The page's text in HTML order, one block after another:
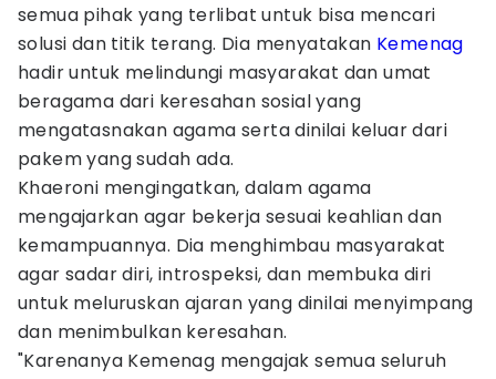
semua pihak yang terlibat untuk bisa mencari
solusi dan titik terang. Dia menyatakan Kemenag
hadir untuk melindungi masyarakat dan umat
beragama dari keresahan sosial yang
mengatasnakan agama serta dinilai keluar dari
pakem yang sudah ada.
Khaeroni mengingatkan, dalam agama
mengajarkan agar bekerja sesuai keahlian dan
kemampuannya. Dia menghimbau masyarakat
agar sadar diri, introspeksi, dan membuka diri
untuk meluruskan ajaran yang dinilai menyimpang
dan menimbulkan keresahan.
"Karenanya Kemenag mengajak semua seluruh